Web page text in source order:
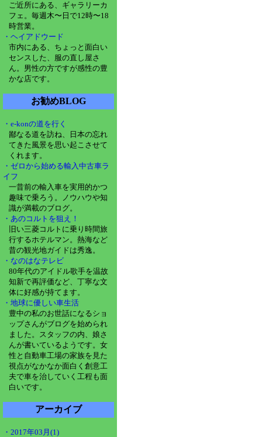
ご近所にある、ギャラリーカ
フェ。毎週木〜日で12時〜18
時営業。
・ヘイアドウード
市内にある、ちょっと面白い
センスした、服の直し屋さ
ん。男性の方ですが感性の豊
かな店です。
お勧めBLOG
・e-konの道を行く
鄙なる道を訪ね、日本の忘れ
てきた風景を思い起こさせて
くれます。
・ゼロから始める輸入中古車ラ
イフ
一昔前の輸入車を実用的かつ
趣味で乗ろう。ノウハウや知
識が満載のブログ。
・あのコルトを狙え！
旧い三菱コルトに乗り時間旅
行するホテルマン。熱海など
昔の観光地ガイドは秀逸。
・なのはなテレビ
80年代のアイドル歌手を温故
知新で再評価など、丁寧な文
体に好感が持てます。
・地球に優しい車生活
豊中の私のお世話になるショ
ップさんがブログを始められ
ました。スタッフの内、娘さ
んが書いているようです。女
性と自動車工場の家族を見た
視点がなかなか面白く創意工
夫で車を治していく工程も面
白いです。
アーカイブ
・2017年03月(1)